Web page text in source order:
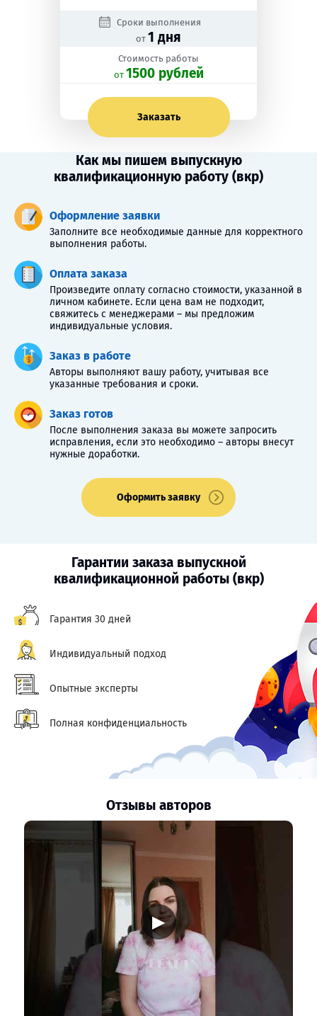
Сроки выполнения
от 1 дня
Стоимость работы
oт 1500 рублей
Заказать
Как мы пишем выпускную
квалификационную работу (вкр)
Оформление заявки
Заполните все необходимые данные для корректного
выполнения работы.
Оплата заказа
Произведите оплату согласно стоимости, указанной в
личном кабинете. Если цена вам не подходит,
свяжитесь с менеджерами – мы предложим
индивидуальные условия.
Заказ в работе
Авторы выполняют вашу работу, учитывая все
указанные требования и сроки.
Заказ готов
После выполнения заказа вы можете запросить
исправления, если это необходимо – авторы внесут
нужные доработки.
Оформить заявку
Гарантии заказа выпускной
квалификационной работы (вкр)
Гарантия 30 дней
Индивидуальный подход
Опытные эксперты
Полная конфиденциальность
Отзывы авторов
▶